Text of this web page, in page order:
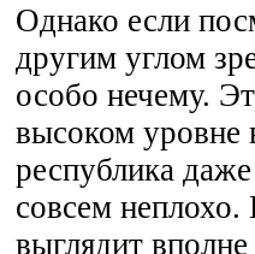
Однако если
другим углом
особо нечему.
высоком уровне
республика
совсем неплохо.
выглядит